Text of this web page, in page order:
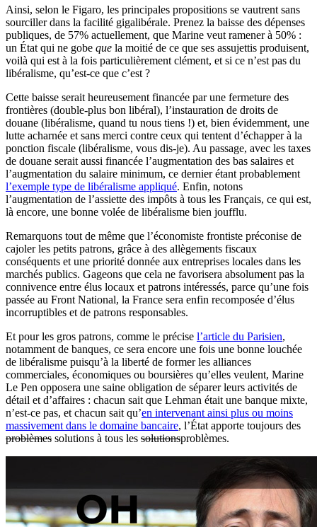
Ainsi, selon le Figaro, les principales propositions se vautrent sans
sourciller dans la facilité gigalibérale. Prenez la baisse des dépenses
publiques, de 57% actuellement, que Marine veut ramener à 50% :
un État qui ne gobe que la moitié de ce que ses assujettis produisent,
voilà qui est à la fois particulièrement clément, et si ce n’est pas du
libéralisme, qu’est-ce que c’est ?
Cette baisse serait heureusement financée par une fermeture des
frontières (double-plus bon libéral), l’instauration de droits de
douane (libéralisme, quand tu nous tiens !) et, bien évidemment, une
lutte acharnée et sans merci contre ceux qui tentent d’échapper à la
ponction fiscale (libéralisme, vous dis-je). Au passage, avec les taxes
de douane serait aussi financée l’augmentation des bas salaires et
l’augmentation du salaire minimum, ce dernier étant probablement
l’exemple type de libéralisme appliqué. Enfin, notons
l’augmentation de l’assiette des impôts à tous les Français, ce qui est,
là encore, une bonne volée de libéralisme bien joufflu.
Remarquons tout de même que l’économiste frontiste préconise de
cajoler les petits patrons, grâce à des allègements fiscaux
conséquents et une priorité donnée aux entreprises locales dans les
marchés publics. Gageons que cela ne favorisera absolument pas la
connivence entre élus locaux et patrons intéressés, parce qu’une fois
passée au Front National, la France sera enfin recomposée d’élus
incorruptibles et de patrons responsables.
Et pour les gros patrons, comme le précise l’article du Parisien,
notamment de banques, ce sera encore une fois une bonne louchée
de libéralisme puisqu’à la liberté de former les alliances
commerciales, économiques ou boursières qu’elles veulent, Marine
Le Pen opposera une saine obligation de séparer leurs activités de
détail et d’affaires : chacun sait que Lehman était une banque mixte,
n’est-ce pas, et chacun sait qu’en intervenant ainsi plus ou moins
massivement dans le domaine bancaire, l’État apporte toujours des
problèmes solutions à tous les solutionsproblèmes.